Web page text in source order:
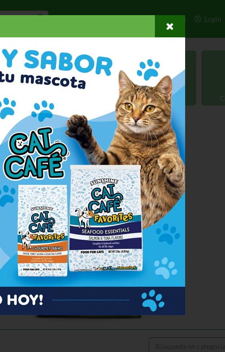
Otros Login
Deli y Bakery Orgánico Licores